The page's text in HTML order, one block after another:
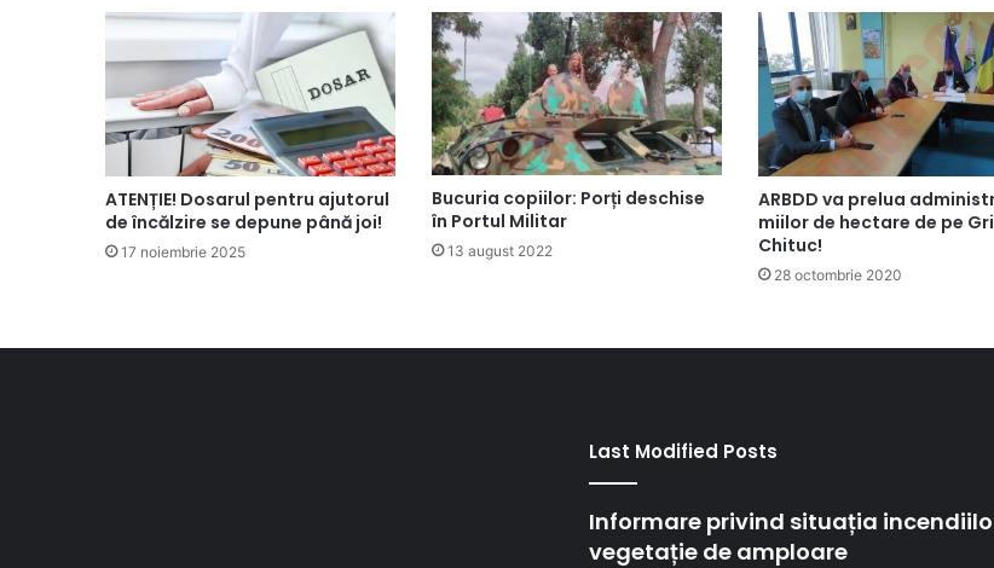
ATENȚIE! Dosarul pentru ajutorul
de încălzire se depune până joi!
17 noiembrie 2025
Bucuria copiilor: Porți deschise
în Portul Militar
13 august 2022
ARBDD va prelua
miilor de hectare de pe
Chituc!
28 octombrie 2020
Last Modified Posts
Informare privind situația
vegetație de amploare